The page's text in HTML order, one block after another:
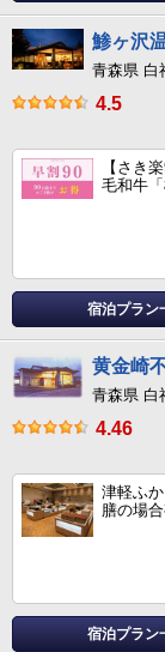
鯵ヶ沢
青森県 白
4.5
【さき
毛和牛
宿泊プラン
黄金崎
青森県 白
4.46
津軽ふ
膳の場合
宿泊プラン